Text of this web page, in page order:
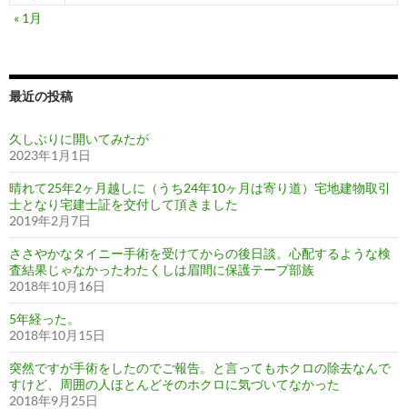
« 1月
最近の投稿
久しぶりに開いてみたが
2023年1月1日
晴れて25年2ヶ月越しに（うち24年10ヶ月は寄り道）宅地建物取引
士となり宅建士証を交付して頂きました
2019年2月7日
ささやかなタイニー手術を受けてからの後日談。心配するような検
査結果じゃなかったわたくしは眉間に保護テープ部族
2018年10月16日
5年経った。
2018年10月15日
突然ですが手術をしたのでご報告。と言ってもホクロの除去なんで
すけど、周囲の人ほとんどそのホクロに気づいてなかった
2018年9月25日